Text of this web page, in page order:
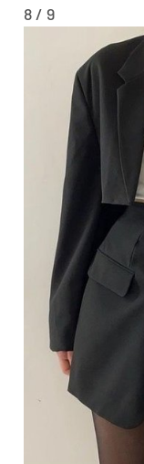
8 / 9